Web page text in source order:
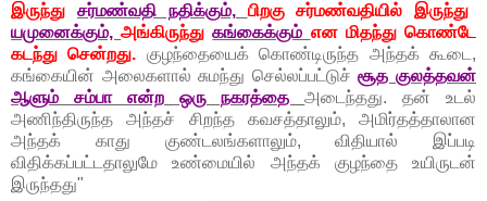
இருந்து சர்மண்வதி நதிக்கும், பிறகு சர்மண்வதியில் இருந்து
யமுனைக்கும்,அங்கிருந்துகங்கைக்கும் என மிதந்து கொண்டே
கடந்து சென்றது. குழந்தையைக் கொண்டிருந்த அந்தக் கூடை,
கங்கையின் அலைகளால் சுமந்து செல்லப்பட்டுச்சூத குலத்தவன்
ஆளும் சம்பா என்ற ஒரு நகரத்தைஅடைந்தது. தன் உடல்
அணிந்திருந்த அந்தச் சிறந்த கவசத்தாலும், அமிர்தத்தாலான
அந்தக் காது குண்டலங்களாலும், விதியால் இப்படி
விதிக்கப்பட்டதாலுமே உண்மையில் அந்தக் குழந்தை உயிருடன்
இருந்தது"